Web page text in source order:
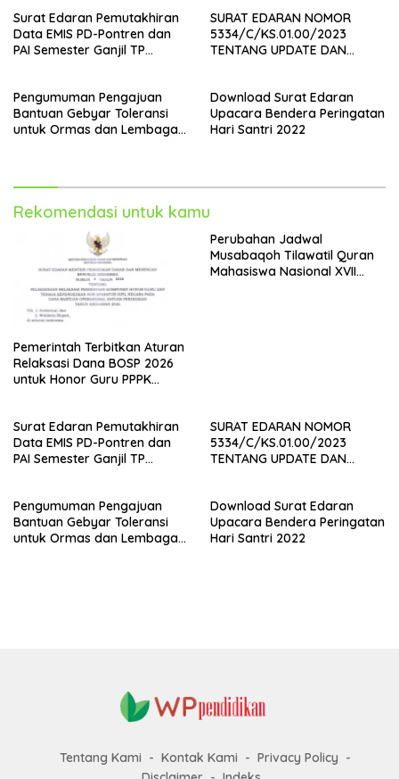
Surat Edaran Pemutakhiran
Data EMIS PD-Pontren dan
PAI Semester Ganjil TP
SURAT EDARAN NOMOR
5334/C/KS.01.00/2023
TENTANG UPDATE DAN
Pengumuman Pengajuan
Bantuan Gebyar Toleransi
untuk Ormas dan Lembaga
Download Surat Edaran
Upacara Bendera Peringatan
Hari Santri 2022
Rekomendasi untuk kamu
Pemerintah Terbitkan Aturan
Relaksasi Dana BOSP 2026
untuk Honor Guru PPPK
Perubahan Jadwal
Musabaqoh Tilawatil Quran
Mahasiswa Nasional XVII
Surat Edaran Pemutakhiran
Data EMIS PD-Pontren dan
PAI Semester Ganjil TP
SURAT EDARAN NOMOR
5334/C/KS.01.00/2023
TENTANG UPDATE DAN
Pengumuman Pengajuan
Bantuan Gebyar Toleransi
untuk Ormas dan Lembaga
Download Surat Edaran
Upacara Bendera Peringatan
Hari Santri 2022
Tentang Kami Kontak Kami
Privacy Policy